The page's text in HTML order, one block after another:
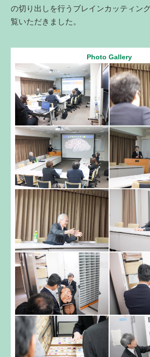
の切り出しを行うブレインカッティン
覧いただきました。
Photo Gallery